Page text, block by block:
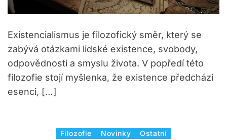
Existencialismus je filozofický směr, který se
zabývá otázkami lidské existence, svobody,
odpovědnosti a smyslu života. V popředí této
filozofie stojí myšlenka, že existence předchází
esenci, […]
Filozofie Novinky Ostatní